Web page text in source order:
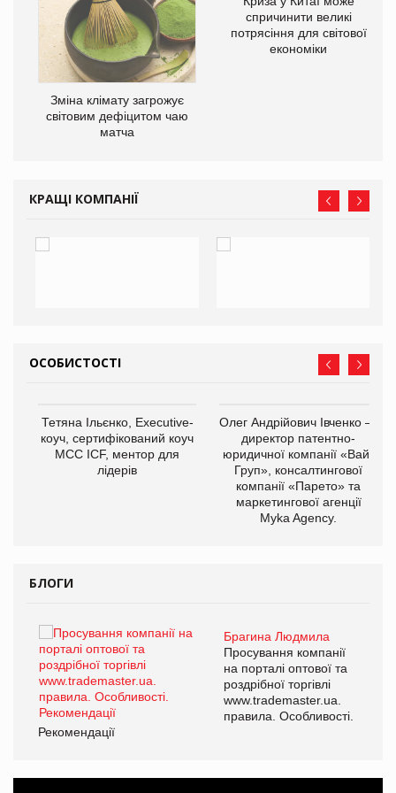
Зміна клімату загрожує
світовим дефіцитом чаю
матча
спричинити великі
потрясіння для світової
економіки
КРАЩІ КОМПАНІЇ
ОСОБИСТОСТІ
Тетяна Ільєнко, Executive-
коуч, сертифікований коуч
МСС ICF, ментор для
лідерів
Олег Андрійович Івченко —
директор патентно-
юридичної компанії «Вайз
Груп», консалтингової
компанії «Парето» та
маркетингової агенції
Myka Agency.
БЛОГИ
Брагина Людмила
Просування компанії
на порталі оптової та
роздрібної торгівлі
www.trademaster.ua.
правила. Особливості.
Рекомендації